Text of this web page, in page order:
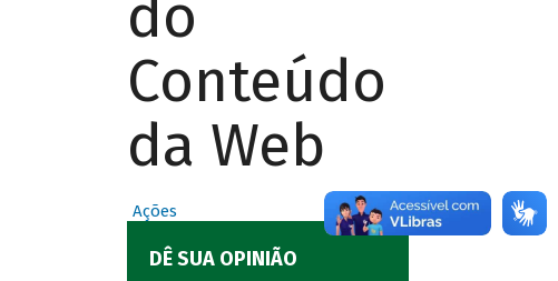
do
Conteúdo
da Web
Ações
DÊ SUA OPINIÃO